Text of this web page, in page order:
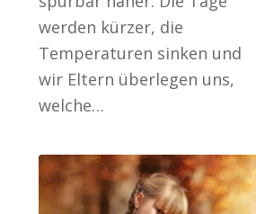
werden kürzer, die
Temperaturen sinken und
wir Eltern überlegen uns,
welche…